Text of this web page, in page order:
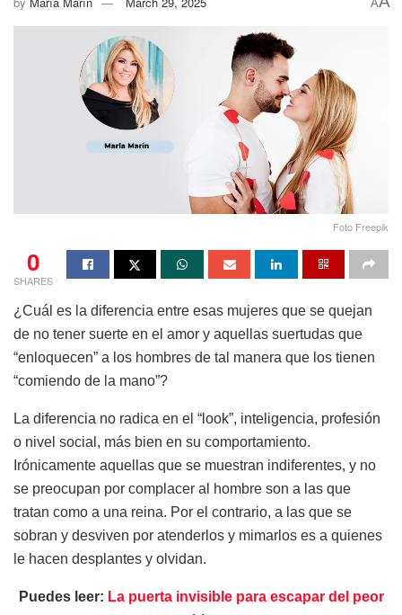
A
Foto Freepik
0
SHARES
¿Cuál es la diferencia entre esas mujeres que se quejan
de no tener suerte en el amor y aquellas suertudas que
“enloquecen” a los hombres de tal manera que los tienen
“comiendo de la mano”?
La diferencia no radica en el “look”, inteligencia, profesión
o nivel social, más bien en su comportamiento.
Irónicamente aquellas que se muestran indiferentes, y no
se preocupan por complacer al hombre son a las que
tratan como a una reina. Por el contrario, a las que se
sobran y desviven por atenderlos y mimarlos es a quienes
le hacen desplantes y olvidan.
Puedes leer: La puerta invisible para escapar del peor